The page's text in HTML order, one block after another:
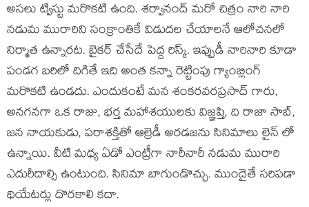
అసలు ట్విస్టు మరొకటి ఉంది. శర్వానంద్ మరో చిత్రం నారి నారి
నడుమ మురారిని సంక్రాంతికే విడుదల చేయాలనే ఆలోచనలో
నిర్మాత ఉన్నారట. బైకర్ చేసేదే పెద్ద రిస్క్. ఇప్పుడీ నారినారి కూడా
పండగ బరిలో దిగితే ఇది అంత కన్నా రెట్టింపు గ్యాంబ్లింగ్
మరొకటి ఉండదు. ఎందుకంటే మన శంకరవరప్రసాద్ గారు,
అనగనగా ఒక రాజు, భర్త మహాశయులకు విజ్ఞప్తి, ది రాజా సాబ్,
జన నాయకుడు, పరాశక్తితో ఆల్రెడీ అరడజను సినిమాలు లైన్ లో
ఉన్నాయి. వీటి మధ్య ఏడో ఎంట్రీగా నారీనారీ నడుమ మురారి
ఎదురీదాల్సి ఉంటుంది. సినిమా బాగుండొచ్చు. ముందైతే సరిపడా
థియేటర్లు దొరకాలి కదా.